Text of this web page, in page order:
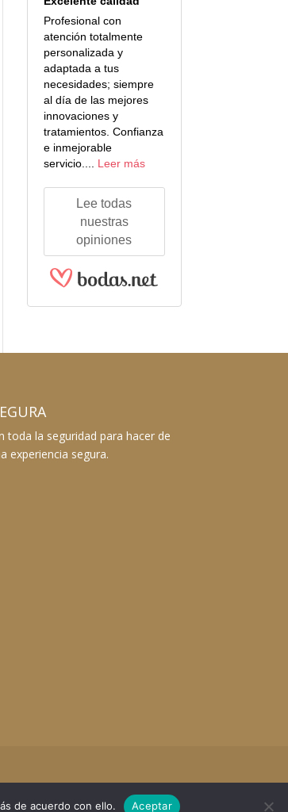
Profesional con
atención totalmente
personalizada y
adaptada a tus
necesidades; siempre
al día de las mejores
innovaciones y
tratamientos. Confianza
e inmejorable
servicio.... Leer más
Lee todas
nuestras
opiniones
toda la seguridad para hacer de
experiencia segura.
de acuerdo con ello. Aceptar